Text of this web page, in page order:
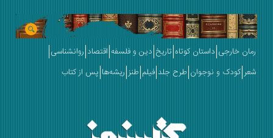
خارجی داستان کوتاه تاریخ دین و فلسفه اقتصاد روانشناسی
کودک و نوجوان طرح جلد فیلم طنز ریشه‌ها پس از کتاب